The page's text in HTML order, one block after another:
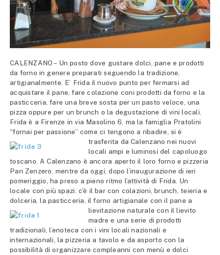
CALENZANO – Un posto dove gustare dolci, pane e prodotti
da forno in genere preparati seguendo la tradizione,
artigianalmente. E’ Frida il nuovo punto per fermarsi ad
acquistare il pane, fare colazione coni prodotti da forno e la
pasticceria, fare una breve sosta per un pasto veloce, una
pizza oppure per un brunch o la degustazione di vini locali.
Frida è a Firenze in via Masolino 6, ma la famiglia Pratolini
“fornai per passione” come ci tengono a ribadire, si è
trasferita daCalenzano nei nuovi
locali ampi e luminosi del capoluogo
toscano. A Calenzano è ancora aperto il loro forno e pizzeria
Pan Zenzero, mentre da oggi, dopo l’inaugurazione di ieri
pomeriggio, ha preso a pieno ritmo l’attività di Frida. Un
locale con più spazi: c’è il bar con colazioni, brunch, teieria e
dolceria, la pasticceria, il forno artigianale con il pane a
lievitazione naturale con il lievito
madre e una serie di prodotti
tradizionali, l’enoteca con i vini locali nazionali e
internazionali, la pizzeria a tavolo e da asporto con la
possibilità di organizzare compleanni con menù e dolci